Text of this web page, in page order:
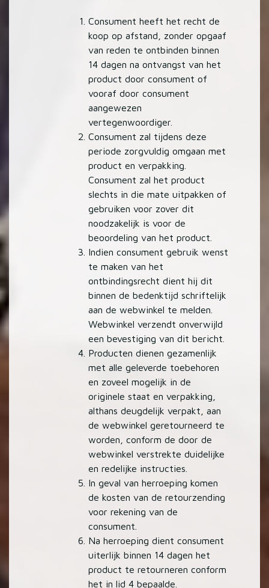
Consument heeft het recht de
koop op afstand, zonder opgaaf
van reden te ontbinden binnen
14 dagen na ontvangst van het
product door consument of
vooraf door consument
aangewezen
vertegenwoordiger.
Consument zal tijdens deze
periode zorgvuldig omgaan met
product en verpakking.
Consument zal het product
slechts in die mate uitpakken of
gebruiken voor zover dit
noodzakelijk is voor de
beoordeling van het product.
Indien consument gebruik wenst
te maken van het
ontbindingsrecht dient hij dit
binnen de bedenktijd schriftelijk
aan de webwinkel te melden.
Webwinkel verzendt onverwijld
een bevestiging van dit bericht.
Producten dienen gezamenlijk
met alle geleverde toebehoren
en zoveel mogelijk in de
originele staat en verpakking,
althans deugdelijk verpakt, aan
de webwinkel geretourneerd te
worden, conform de door de
webwinkel verstrekte duidelijke
en redelijke instructies.
In geval van herroeping komen
de kosten van de retourzending
voor rekening van de
consument.
Na herroeping dient consument
uiterlijk binnen 14 dagen het
product te retourneren conform
het in lid 4 bepaalde.